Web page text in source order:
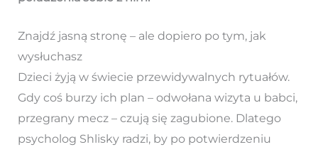
Znajdź jasną stronę – ale dopiero po tym, jak
wysłuchasz
Dzieci żyją w świecie przewidywalnych rytuałów.
Gdy coś burzy ich plan – odwołana wizyta u babci,
przegrany mecz – czują się zagubione. Dlatego
psycholog Shlisky radzi, by po potwierdzeniu